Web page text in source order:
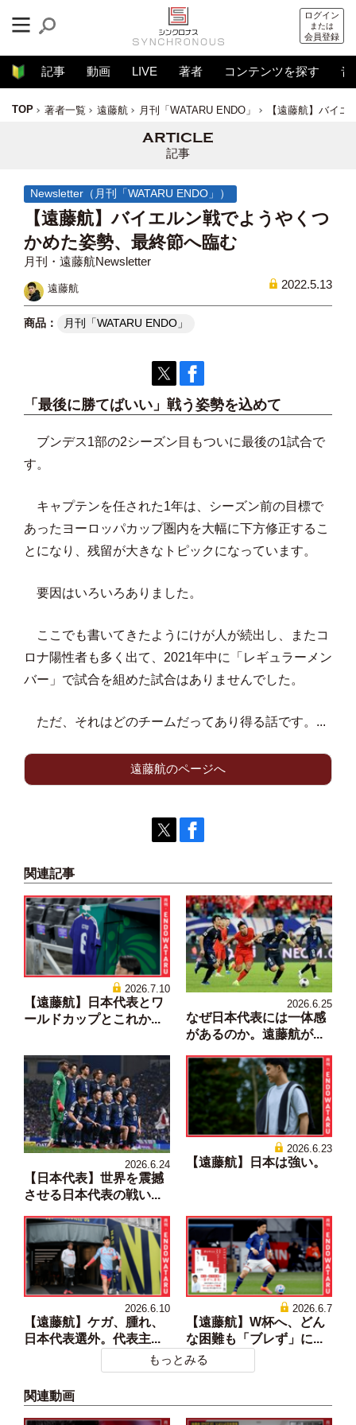
ログイン
または
会員登録
記事 動画 LIVE 著者 コンテンツを探す 音
TOP 著者一覧 遠藤航 月刊「WATARU ENDO」 【遠藤航】バイ
記事
Newsletter（月刊「WATARU ENDO」）
【遠藤航】バイエルン戦でようやくつ
かめた姿勢、最終節へ臨む
月刊・遠藤航Newsletter
遠藤航 2022.5.13
月刊「WATARU ENDO」
「最後に勝てばいい」戦う姿勢を込めて
ブンデス1部の2シーズン目もついに最後の1試合で
す。
キャプテンを任された1年は、シーズン前の目標で
あったヨーロッパカップ圏内を大幅に下方修正するこ
とになり、残留が大きなトピックになっています。
要因はいろいろありました。
ここでも書いてきたようにけが人が続出し、またコ
ロナ陽性者も多く出て、2021年中に「レギュラーメン
バー」で試合を組めた試合はありませんでした。
ただ、それはどのチームだってあり得る話です。...
遠藤航のページへ
関連記事
2026.7.10
【遠藤航】日本代表とワ
ールドカップとこれか...
2026.6.25
なぜ日本代表には一体感
があるのか。遠藤航が...
2026.6.24
【日本代表】世界を震撼
させる日本代表の戦い...
2026.6.23
【遠藤航】日本は強い。
2026.6.10
【遠藤航】ケガ、腫れ、
日本代表選外。代表主...
2026.6.7
【遠藤航】W杯へ、どん
な困難も「ブレず」に...
もっとみる
関連動画